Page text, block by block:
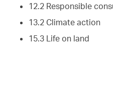
12.2 Responsible
13.2 Climate action
15.3 Life on land